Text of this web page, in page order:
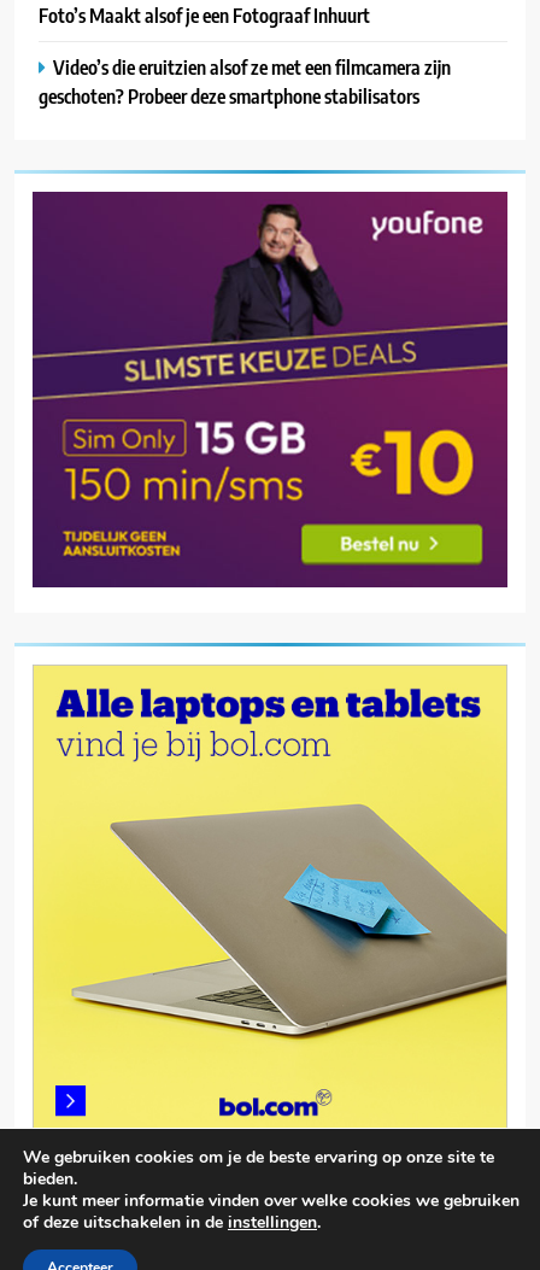
Foto’s Maakt alsof je een Fotograaf Inhuurt
Video’s die eruitzien alsof ze met een filmcamera zijn
geschoten? Probeer deze smartphone stabilisators
© smartphonevergelijken.info 2026. Powered By
We gebruiken cookies om je de beste ervaring op onze site te
bieden.
Je kunt meer informatie vinden over welke cookies we gebruiken
of deze uitschakelen in de instellingen.